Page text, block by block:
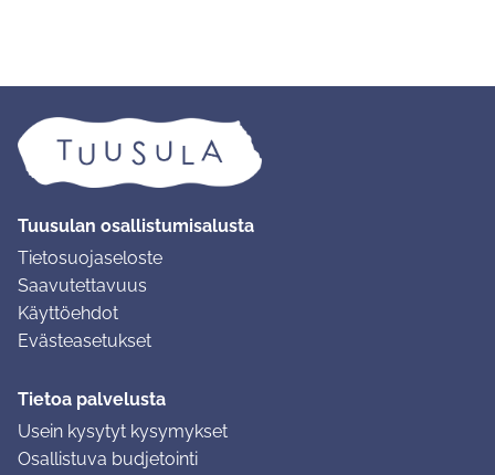
Tuusulan osallistumisalusta
Tietosuojaseloste
Saavutettavuus
Käyttöehdot
Evästeasetukset
Tietoa palvelusta
Usein kysytyt kysymykset
Osallistuva budjetointi